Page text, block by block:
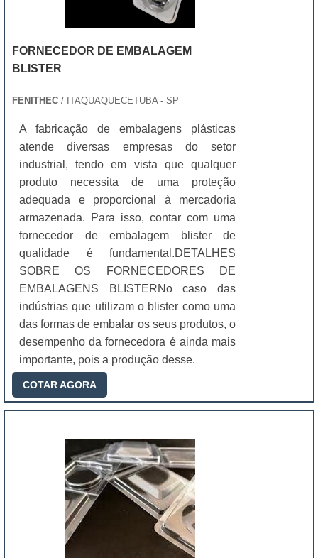
FORNECEDOR DE EMBALAGEM
BLISTER
FENITHEC / ITAQUAQUECETUBA - SP
A fabricação de embalagens plásticas
atende diversas empresas do setor
industrial, tendo em vista que qualquer
produto necessita de uma proteção
adequada e proporcional à mercadoria
armazenada. Para isso, contar com uma
fornecedor de embalagem blister de
qualidade é fundamental.DETALHES
SOBRE OS FORNECEDORES DE
EMBALAGENS BLISTERNo caso das
indústrias que utilizam o blister como uma
das formas de embalar os seus produtos, o
desempenho da fornecedora é ainda mais
importante, pois a produção desse.
COTAR AGORA